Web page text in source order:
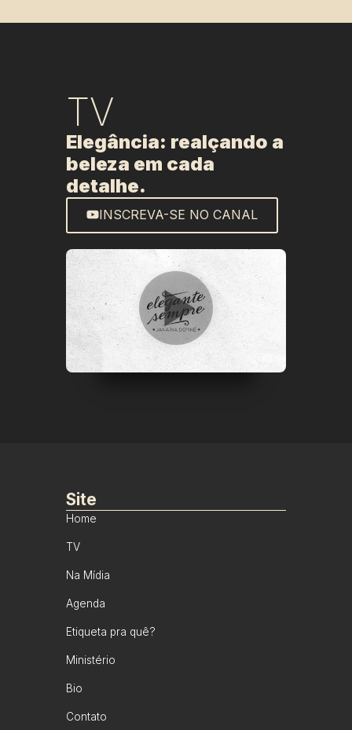
TV
Elegância: realçando a
beleza em cada
detalhe.
INSCREVA-SE NO CANAL
Site
Home
TV
Na Mídia
Agenda
Etiqueta pra quê?
Ministério
Bio
Contato